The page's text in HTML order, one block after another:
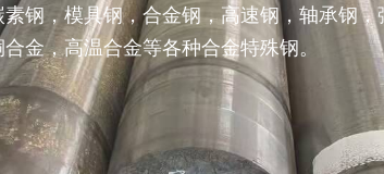
钢，模具钢，合金钢，高速钢，轴承钢，
金，高温合金等各种合金特殊钢。